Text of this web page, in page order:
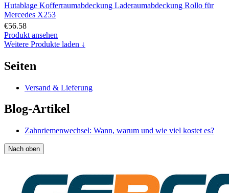
Hutablage Kofferraumabdeckung Laderaumabdeckung Rollo für
Mercedes X253
€56.58
Produkt ansehen
Weitere Produkte laden ↓
Seiten
Versand & Lieferung
Blog-Artikel
Zahnriemenwechsel: Wann, warum und wie viel kostet es?
Nach oben